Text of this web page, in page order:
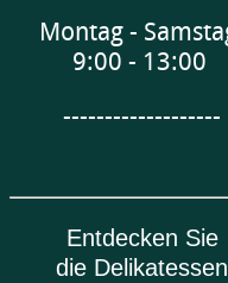
Montag -
9:00 - 13:00
-------------------
Entdecken Sie
die Delikatessen